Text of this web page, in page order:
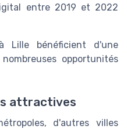
entre 2019 et 2022
Lille bénéficient d'une
opportunités
attractives
d'autres villes